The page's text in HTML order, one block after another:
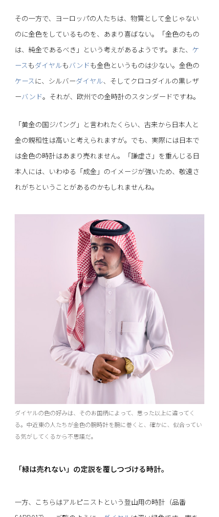
その一方で、ヨーロッパの人たちは、物質として金じゃない
のに金色をしているものを、あまり喜ばない。「金色のもの
は、純金であるべき」という考えがあるようです。また、 ケ
ースもダイヤルもバンドも金色というものは少ない。金色の
ケース に、シルバーダイヤル、そしてクロコダイルの黒レザ
ーバンド。それが、欧州での金時計のスタンダードですね。
「黄金の国ジパング」と言われたくらい、古来から日本人と
金の親和性は高いと考えられますが。でも、実際には日本で
は金色の時計はあまり売れません。「謙虚さ」を重んじる日
本人には、いわゆる「成金」のイメージが強いため、敬遠さ
れがちということがあるのかもしれませんね。
ダイヤルの色の好みは、そのお国柄によって、思った以上に違ってく
る。中近東の人たちが金色の腕時計を腕に巻くと、確かに、似合ってい
る気がしてくるから不思議だ。
「緑は売れない」の定説を覆しつづける時計。
一方、こちらはアルピニストという登山用の時計（品番